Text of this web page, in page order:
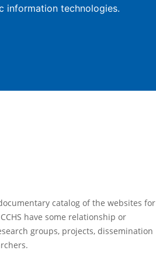
information technologies.
catalog of the websites for
have some relationship or
groups, projects, dissemination